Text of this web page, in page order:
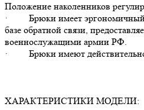
Положение наколенников
· Брюки имеет эргономичный
базе обратной связи,
военнослужащими армии РФ.
· Брюки имеют действительно
ХАРАКТЕРИСТИКИ МОДЕЛИ: